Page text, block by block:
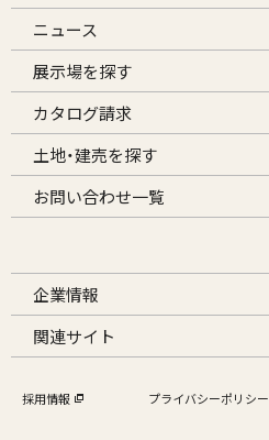
ニュース
展示場を探す
カタログ請求
土地・建売を探す
お問い合わせ一覧
企業情報
関連サイト
採用情報 プライバシーポリシー